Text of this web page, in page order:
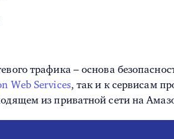
трафика – основа
Web Services, так и к сервисам
из приватной сети на